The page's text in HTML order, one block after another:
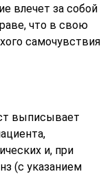
влечет за собой
что в свою
самочувствия
выписывает
и, при
(с указанием